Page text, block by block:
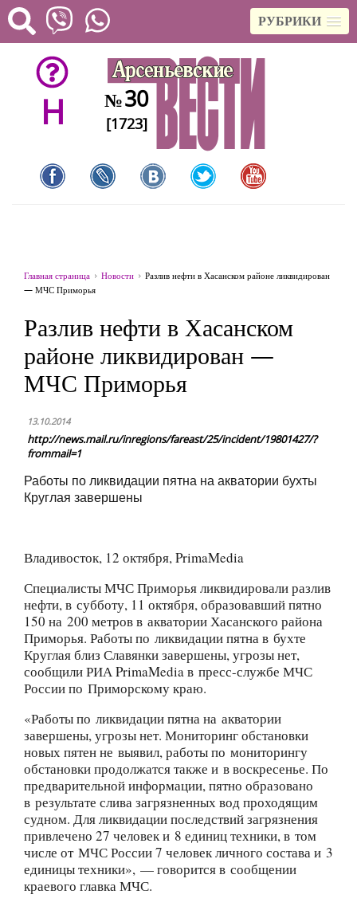
РУБРИКИ
H №30
[1723]
Главная страница Новости
Разлив нефти в Хасанском районе ликвидирован
— МЧС Приморья
Разлив нефти в Хасанском
районе ликвидирован —
МЧС Приморья
13.10.2014
http://news.mail.ru/inregions/fareast/25/incident/19801427/?
frommail=1
Работы по ликвидации пятна на акватории бухты
Круглая завершены
Владивосток, 12 октября, PrimaMedia
Специалисты МЧС Приморья ликвидировали разлив
нефти, в субботу, 11 октября, образовавший пятно
150 на 200 метров в акватории Хасанского района
Приморья. Работы по ликвидации пятна в бухте
Круглая близ Славянки завершены, угрозы нет,
сообщили РИА PrimaMedia в пресс-службе МЧС
России по Приморскому краю.
«Работы по ликвидации пятна на акватории
завершены, угрозы нет. Мониторинг обстановки
новых пятен не выявил, работы по мониторингу
обстановки продолжатся также и в воскресенье. По
предварительной информации, пятно образовано
в результате слива загрязненных вод проходящим
судном. Для ликвидации последствий загрязнения
привлечено 27 человек и 8 единиц техники, в том
числе от МЧС России 7 человек личного состава и 3
единицы техники», — говорится в сообщении
краевого главка МЧС.